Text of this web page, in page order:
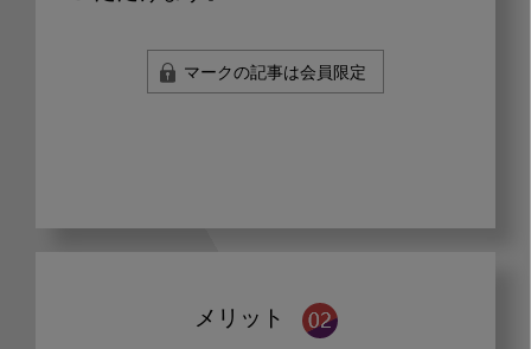
マークの記事は会員限定
メリット